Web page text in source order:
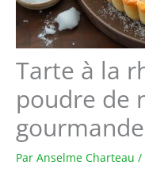
Tarte à la
poudre de
gourmande
Par Anselme Charteau /